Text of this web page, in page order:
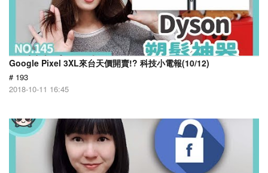
Google Pixel 3XL來台天價開賣!? 科技小電報(10/12)
# 193
2018-10-11 16:45